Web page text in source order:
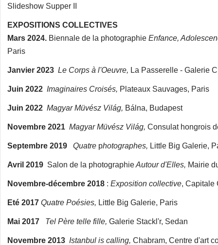
Slideshow Supper II
EXPOSITIONS COLLECTIVES
Mars 2024. Biennale de la photographie Enfance,
Paris
Janvier 2023 Le Corps à l'Oeuvre, La Passerelle - Galerie
Juin 2022 Imaginaires Croisés, Plateaux Sauvages, Paris
Juin 2022 Magyar Müvész Világ, Bálna, Budapest
Novembre 2021 Magyar Müvész Világ, Consulat hongrois
Septembre 2019 Quatre photographes, Little Big Galerie,
Avril 2019 Salon de la photographieAutour d'Elles, Mairie
Novembre-décembre 2018 : Exposition collective, Capitale
Eté 2017 Quatre Poésies, Little Big Galerie, Paris
Mai 2017 Tel Père telle fille, Galerie Stackl'r, Sedan
Novembre 2013 Istanbul is calling, Chabram, Centre d'art